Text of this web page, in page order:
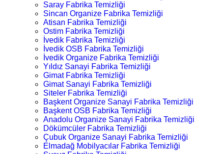
Saray Fabrika Temizliği
Sincan Organize Fabrika Temizliği
Atisan Fabrika Temizliği
Ostim Fabrika Temizliği
İvedik Fabrika Temizliği
İvedik OSB Fabrika Temizliği
İvedik Organize Fabrika Temizliği
Yıldız Sanayi Fabrika Temizliği
Gimat Fabrika Temizliği
Gimat Sanayi Fabrika Temizliği
Siteler Fabrika Temizliği
Başkent Organize Sanayi Fabrika Temizliği
Başkent OSB Fabrika Temizliği
Anadolu Organize Sanayi Fabrika Temizliği
Dökümcüler Fabrika Temizliği
Çubuk Organize Sanayi Fabrika Temizliği
Elmadağ Mobilyacılar Fabrika Temizliği